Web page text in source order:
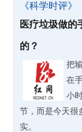
《科学时评》
医疗垃圾做的
的？
把
在
小
节，而是今天很
实。